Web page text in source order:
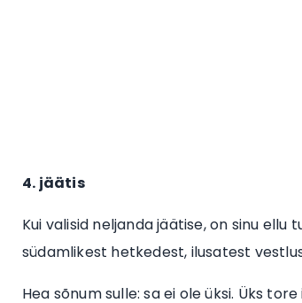
4. jäätis
Kui valisid neljanda jäätise, on sinu
südamlikest hetkedest, ilusatest
Hea sõnum sulle: sa ei ole üksi. Üks